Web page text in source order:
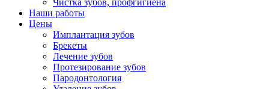
Чистка зубов, профгигиена
Наши работы
Цены
Имплантация зубов
Брекеты
Лечение зубов
Протезирование зубов
Пародонтология